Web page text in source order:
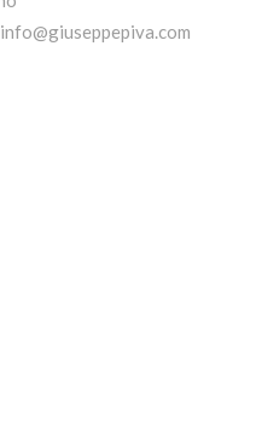
info@giuseppepiva.com